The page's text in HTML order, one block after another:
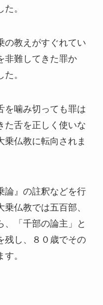
。
の教えがすぐれてい
非難してきた罪か
。
を噛み切っても罪は
た舌を正しく使いな
乗仏教に転向されま
論』の註釈などを行
仏教では五百部、
、「千部の論主」と
残し、８０歳でその
。